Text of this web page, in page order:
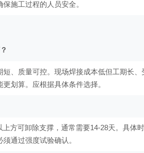
施工过程的人员安全。
、质量可控。现场焊接成本低但工期长
划算。应根据具体条件选择。
方可卸除支撑，通常需要14-28天。具体
通过强度试验确认。